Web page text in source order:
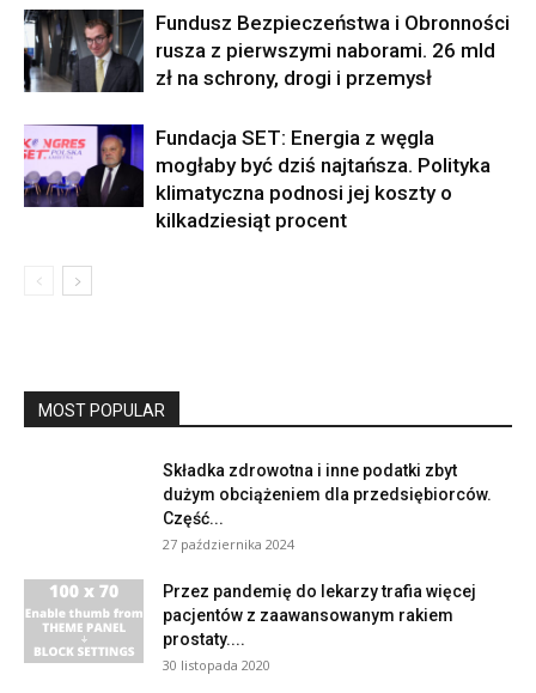
Fundusz Bezpieczeństwa i Obronności
rusza z pierwszymi naborami. 26 mld
zł na schrony, drogi i przemysł
Fundacja SET: Energia z węgla
mogłaby być dziś najtańsza. Polityka
klimatyczna podnosi jej koszty o
kilkadziesiąt procent
MOST POPULAR
Składka zdrowotna i inne podatki zbyt
dużym obciążeniem dla przedsiębiorców.
Część...
27 października 2024
Przez pandemię do lekarzy trafia więcej
pacjentów z zaawansowanym rakiem
prostaty....
30 listopada 2020